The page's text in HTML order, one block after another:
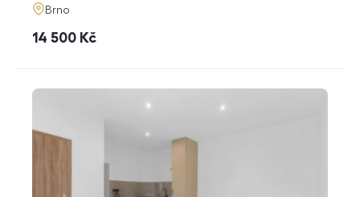
adresa
Brno
cena
14 500 Kč